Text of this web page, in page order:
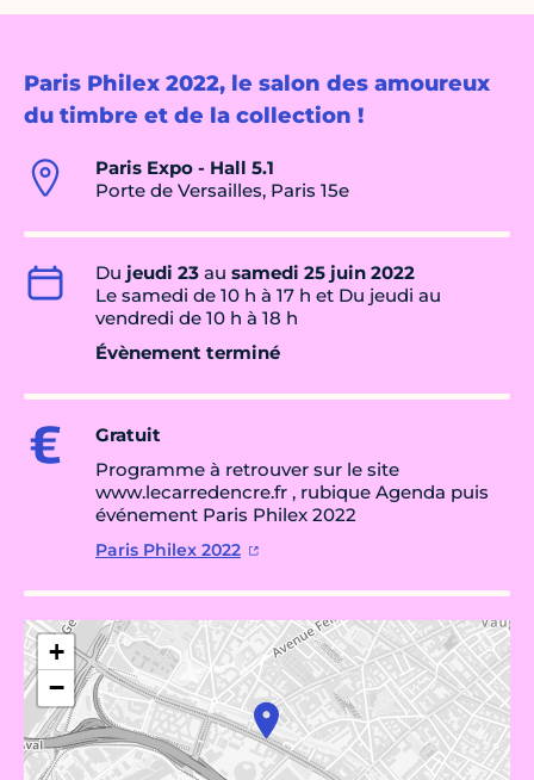
Paris Philex 2022, le salon des amoureux
du timbre et de la collection !
Paris Expo - Hall 5.1
Porte de Versailles, Paris 15e
Du jeudi 23 au samedi 25 juin 2022
Le samedi de 10 h à 17 h et Du jeudi au
vendredi de 10 h à 18 h
Évènement terminé
Gratuit
Programme à retrouver sur le site
www.lecarredencre.fr , rubique Agenda puis
événement Paris Philex 2022
Paris Philex 2022
+
−